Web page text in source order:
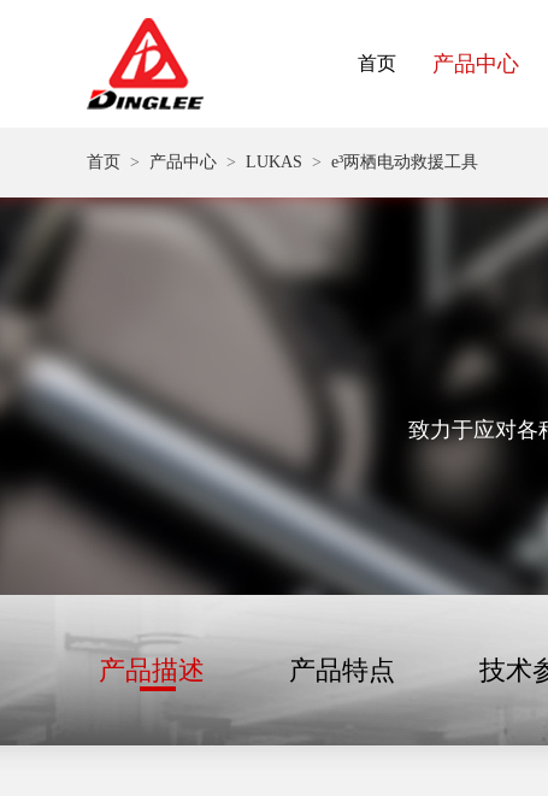
首页 产品中心
首页 > 产品中心 > LUKAS > e³两栖电动救援工具
致力于应对各
产品描述 产品特点 技术